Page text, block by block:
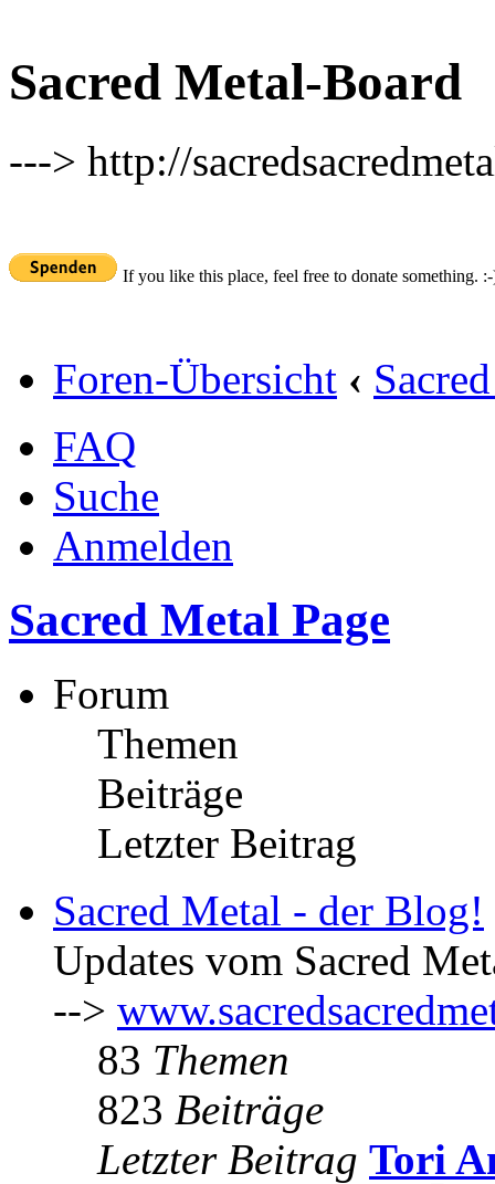
Sacred Metal-Board
---> http://
If you like this place, feel free to donate something.
Foren-Übersicht ‹
FAQ
Suche
Anmelden
Sacred Metal Page
Forum
Themen
Beiträge
Letzter Beitrag
Sacred Metal - der Blog!
Updates vom Sacred
-->
83 Themen
823 Beiträge
Letzter Beitrag Tori